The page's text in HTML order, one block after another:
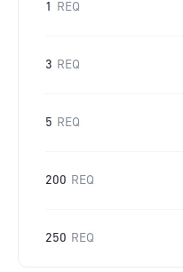
1 REQ
3 REQ
5 REQ
200 REQ
250 REQ